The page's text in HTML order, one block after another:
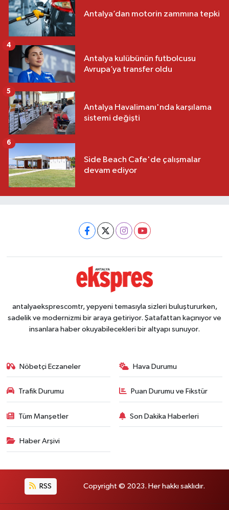
Antalya’dan motorin zammına tepki
Antalya kulübünün futbolcusu
Avrupa’ya transfer oldu
4
Antalya Havalimanı'nda karşılama
sistemi değişti
5
Side Beach Cafe'de çalışmalar
devam ediyor
6
antalyaeksprescomtr, yepyeni temasıyla sizleri buluştururken,
sadelik ve modernizmi bir araya getiriyor. Şatafattan kaçınıyor ve
insanlara haber okuyabilecekleri bir altyapı sunuyor.
Nöbetçi Eczaneler Hava Durumu
Trafik Durumu Puan Durumu ve Fikstür
Tüm Manşetler Son Dakika Haberleri
Haber Arşivi
RSS Copyright © 2023. Her hakkı saklıdır.